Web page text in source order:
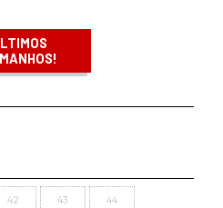
42 43 44